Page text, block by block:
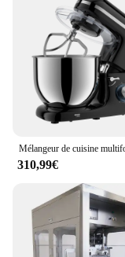
310,99€